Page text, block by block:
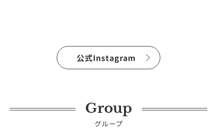
公式Instagram
Group
グループ